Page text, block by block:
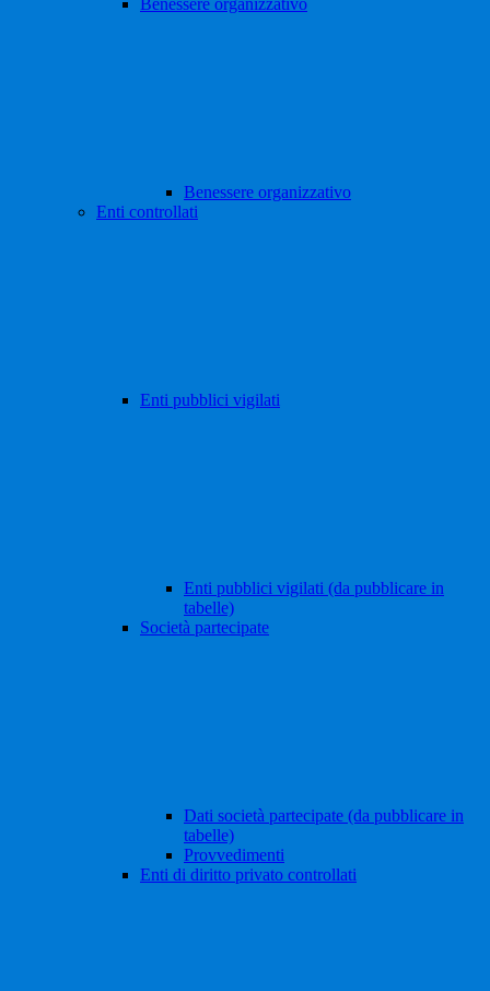
Benessere organizzativo
Benessere organizzativo
Enti controllati
Enti pubblici vigilati
Enti pubblici vigilati (da pubblicare in
tabelle)
Società partecipate
Dati società partecipate (da pubblicare in
tabelle)
Provvedimenti
Enti di diritto privato controllati